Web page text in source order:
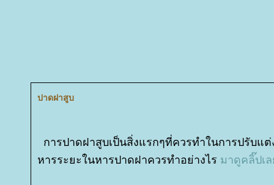
ปาดฝาสูบ
การปาดฝาสูบเป็นสิ่งแรกๆที่ควรทำในการปรับแ
หารระยะในหารปาดฝาควรทำอย่างไร มาดูคลิ๊ปเ